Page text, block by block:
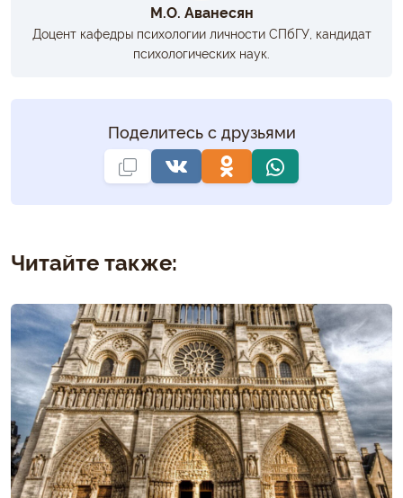
М.О. Аванесян
Доцент кафедры психологии личности СПбГУ, кандидат
психологических наук.
Поделитесь с друзьями
Читайте также: